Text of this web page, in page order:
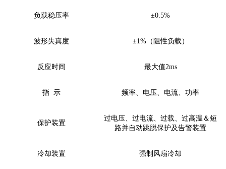
负载稳压率 ±0.5%
波形失真度 ±1%（阻性负载）
反应时间 最大值2ms
指 示 频率、电压、电流、功率
保护装置
过电压、过电流、过载、过高温＆短
路并自动跳脱保护及告警装置
冷却装置 强制风扇冷却